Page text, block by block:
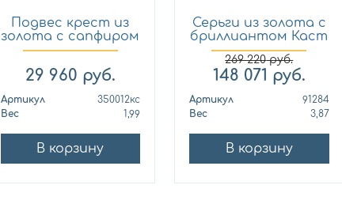
Подвес крест из
золота с сапфиром
Кло...
29 960 руб.
Артикул
350012кс
Вес
1,99
В корзину
Серьги из золота с
бриллиантом Каст
ю...
269 220руб.
148 071 руб.
Артикул
91284
Вес
3,87
В корзину